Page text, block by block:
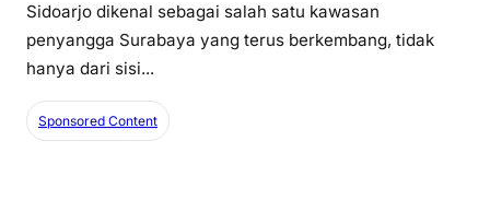
Sidoarjo dikenal sebagai salah satu kawasan
penyangga Surabaya yang terus berkembang, tidak
hanya dari sisi...
Sponsored Content